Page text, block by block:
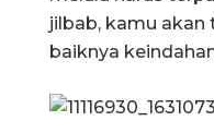
jilbab, kamu akan
baiknya